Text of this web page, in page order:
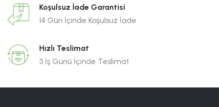
Koşulsuz İade Garantisi
14 Gün İçinde Koşulsuz İade
Hızlı Teslimat
3 İş Günü İçinde Teslimat